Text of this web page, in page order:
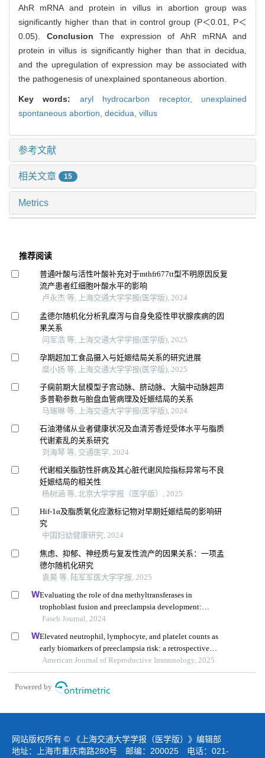
AhR mRNA and protein in villus in abortion group was
significantly higher than that in control group (P＜0.01, P＜
0.05). ConclusionThe expression of AhR mRNA and
protein in villus is significantly higher than that in decidua,
and the upregulation of expression may be associated with
the pathogenesis of unexplained spontaneous abortion.
Key words: aryl hydrocarbon receptor, unexplained
spontaneous abortion, decidua, villus
参考文献
相关文章 15
Metrics
推荐阅读
普通叶酸与活性叶酸补充对于mthfr677tt型不明原因反复
流产患者红细胞叶酸水平的影响
卢永杰 等, 上海交通大学学报(医学版), 2024
孟德尔随机化分析乳糜泻与自身免疫性甲状腺疾病的因
果关系
闫军浩 等, 上海交通大学学报(医学版), 2025
孕期超加工食品摄入与妊娠结局关系的研究进展
糜小扬 等, 上海交通大学学报(医学版), 2025
子痫前期大鼠模型子宫动脉、脐动脉、大脑中动脉超声
多普勒参数与胎盘血管病理及妊娠结局的关系
马瑞琳 等, 上海交通大学学报(医学版), 2024
石油港储从业者健康状况及血清芳香烃受体水平与脂质
代谢紊乱的关系研究
刘海琴 等, 交通医学, 2024
代谢相关脂肪性肝病及其心脏代谢风险指标异常与不良
妊娠结局的相关性
杨树涵 等, 北京大学学报（医学版）, 2025
Hif-1α及脂质氧化应激标记物对早期妊娠结局的影响研
究
中国妇幼健康研究, 2024
焦虑、抑郁、神经质与复发性流产的因果关系：一项孟
德尔随机化研究
袁昊 等, 陆军军医大学学报, 2025
Evaluating the role of dna methyltransferases in
trophoblast fusion and preeclampsia development:
insights from methylation-regulated genes
Faseb Journal, 2024
Elevated neutrophil, lymphocyte, and platelet counts as
early biomarkers of preeclampsia risk: a retrospective
cohort study
American Journal of Reproductive Immunology, 2025
Powered by
网站版权所有 © 《上海交通大学学报（医学版）》编辑部
地址：上海市重庆南路280号 邮编：200025 电话：021-